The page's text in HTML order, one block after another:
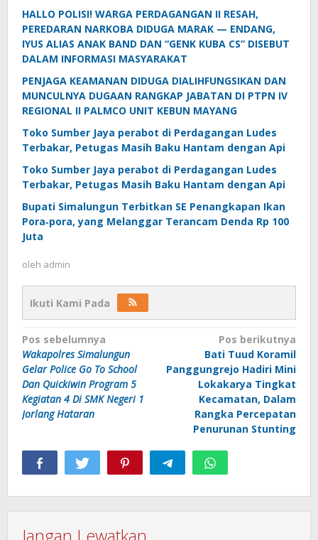
HALLO POLISI! WARGA PERDAGANGAN II RESAH,
PEREDARAN NARKOBA DIDUGA MARAK — ENDANG,
IYUS ALIAS ANAK BAND DAN “GENK KUBA CS” DISEBUT
DALAM INFORMASI MASYARAKAT
PENJAGA KEAMANAN DIDUGA DIALIHFUNGSIKAN DAN
MUNCULNYA DUGAAN RANGKAP JABATAN DI PTPN IV
REGIONAL II PALMCO UNIT KEBUN MAYANG
Toko Sumber Jaya perabot di Perdagangan Ludes
Terbakar, Petugas Masih Baku Hantam dengan Api
Toko Sumber Jaya perabot di Perdagangan Ludes
Terbakar, Petugas Masih Baku Hantam dengan Api
Bupati Simalungun Terbitkan SE Penangkapan Ikan
Pora‑pora, yang Melanggar Terancam Denda Rp 100
Juta
oleh admin
Ikuti Kami Pada
Navigasi
pos
Pos sebelumnya
Wakapolres Simalungun
Gelar Police Go To School
Dan Quickiwin Program 5
Kegiatan 4 Di SMK Negeri 1
Jorlang Hataran
Pos berikutnya
Bati Tuud Koramil
Panggungrejo Hadiri Mini
Lokakarya Tingkat
Kecamatan, Dalam
Rangka Percepatan
Penurunan Stunting